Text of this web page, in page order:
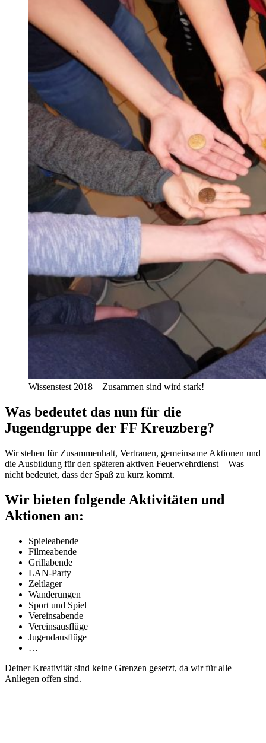
Wissenstest 2018 – Zusammen sind wird stark!
Was bedeutet das nun für die
Jugendgruppe der FF Kreuzberg?
Wir stehen für Zusammenhalt, Vertrauen, gemeinsame Aktionen und
die Ausbildung für den späteren aktiven Feuerwehrdienst – Was
nicht bedeutet, dass der Spaß zu kurz kommt.
Wir bieten folgende Aktivitäten und
Aktionen an:
Spieleabende
Filmeabende
Grillabende
LAN-Party
Zeltlager
Wanderungen
Sport und Spiel
Vereinsabende
Vereinsausflüge
Jugendausflüge
…
Deiner Kreativität sind keine Grenzen gesetzt, da wir für alle
Anliegen offen sind.